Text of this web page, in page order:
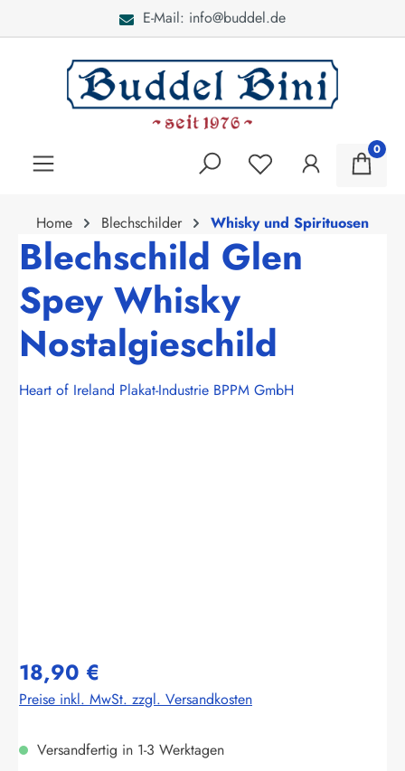
E-Mail: info@buddel.de
0
Home Blechschilder Whisky und Spirituosen
Blechschild Glen
Spey Whisky
Nostalgieschild
Heart of Ireland Plakat-Industrie BPPM GmbH
18,90 €
Preise inkl. MwSt. zzgl. Versandkosten
Versandfertig in 1-3 Werktagen